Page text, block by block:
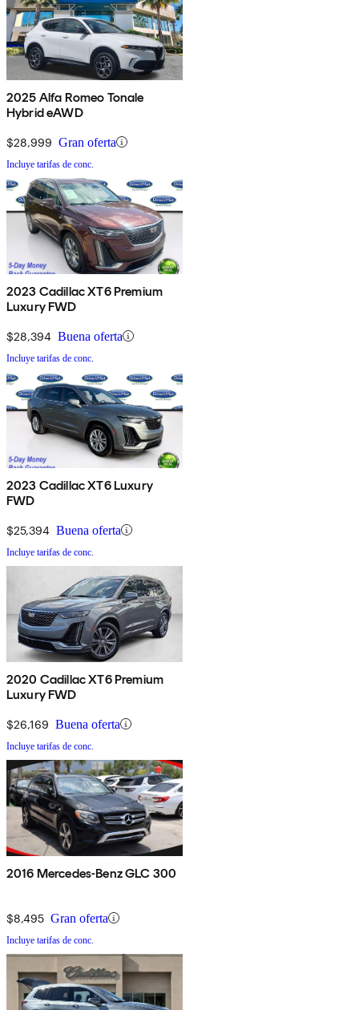
2025 Alfa Romeo Tonale
Hybrid eAWD
$28,999 Gran oferta
Incluye tarifas de conc.
2023 Cadillac XT6 Premium
Luxury FWD
$28,394 Buena oferta
Incluye tarifas de conc.
2023 Cadillac XT6 Luxury
FWD
$25,394 Buena oferta
Incluye tarifas de conc.
2020 Cadillac XT6 Premium
Luxury FWD
$26,169 Buena oferta
Incluye tarifas de conc.
2016 Mercedes-Benz GLC 300
$8,495 Gran oferta
Incluye tarifas de conc.